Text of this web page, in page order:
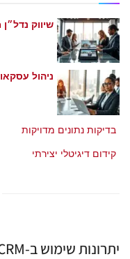
שיווק
ניהול
בדיקות נתונים מדויקות
קידום דיגיטלי יצירתי
יתרונות שימוש ב-CRM בנדל"ן